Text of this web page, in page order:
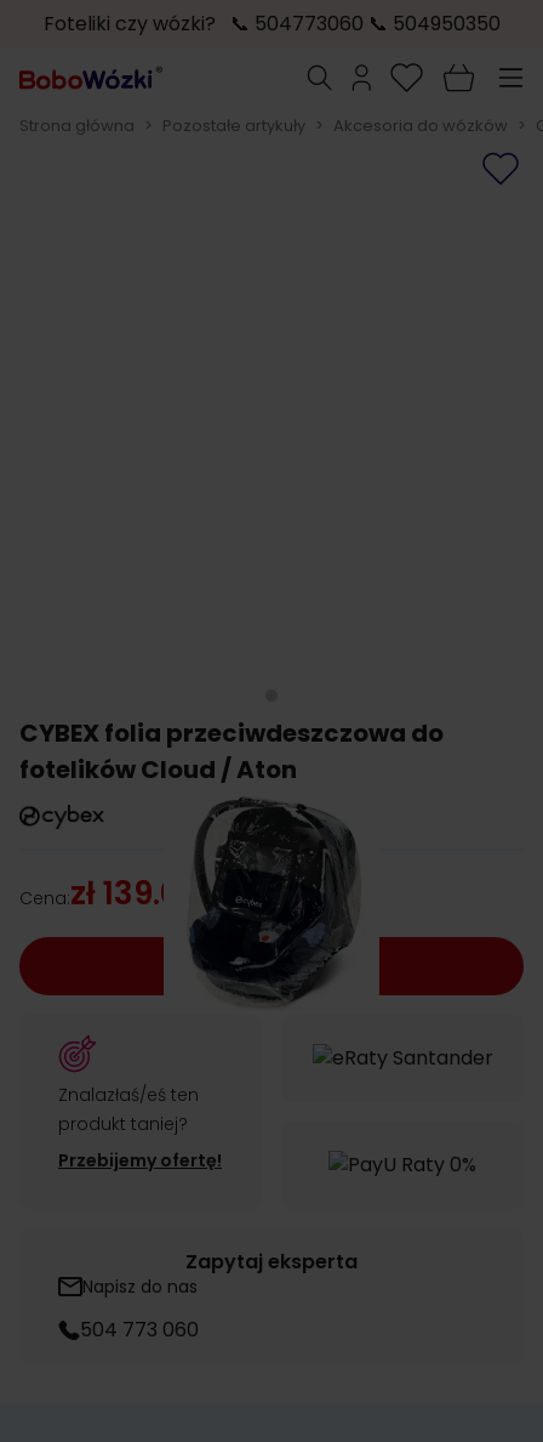
Foteliki czy wózki? 📞 504773060 📞 504950350
Szukaj
Strona główna > Pozostałe artykuły > Akcesoria do wózków >
CYBEX folia przeciwdeszczowa do
fotelików Cloud / Aton
Cena:zł 139.00
Dodaj do koszyka
Znalazłaś/eś ten
produkt taniej?
Przebijemy ofertę!
Zapytaj eksperta
Napisz do nas
504 773 060